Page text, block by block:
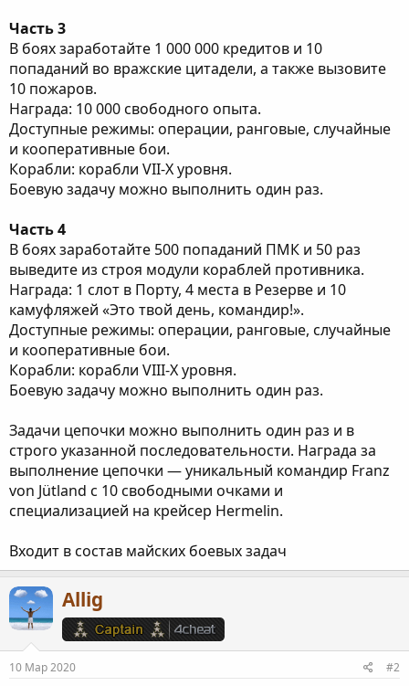
Часть 3
В боях заработайте 1 000 000 кредитов и 10
попаданий во вражские цитадели, а также вызовите
10 пожаров.
Награда: 10 000 свободного опыта.
Доступные режимы: операции, ранговые, случайные
и кооперативные бои.
Корабли: корабли VII-X уровня.
Боевую задачу можно выполнить один раз.
Часть 4
В боях заработайте 500 попаданий ПМК и 50 раз
выведите из строя модули кораблей противника.
Награда: 1 слот в Порту, 4 места в Резерве и 10
камуфляжей «Это твой день, командир!».
Доступные режимы: операции, ранговые, случайные
и кооперативные бои.
Корабли: корабли VIII-X уровня.
Боевую задачу можно выполнить один раз.
Задачи цепочки можно выполнить один раз и в
строго указанной последовательности. Награда за
выполнение цепочки — уникальный командир Franz
von Jütland с 10 свободными очками и
специализацией на крейсер Hermelin.
Входит в состав майских боевых задач
Allig
10 Мар 2020 #2